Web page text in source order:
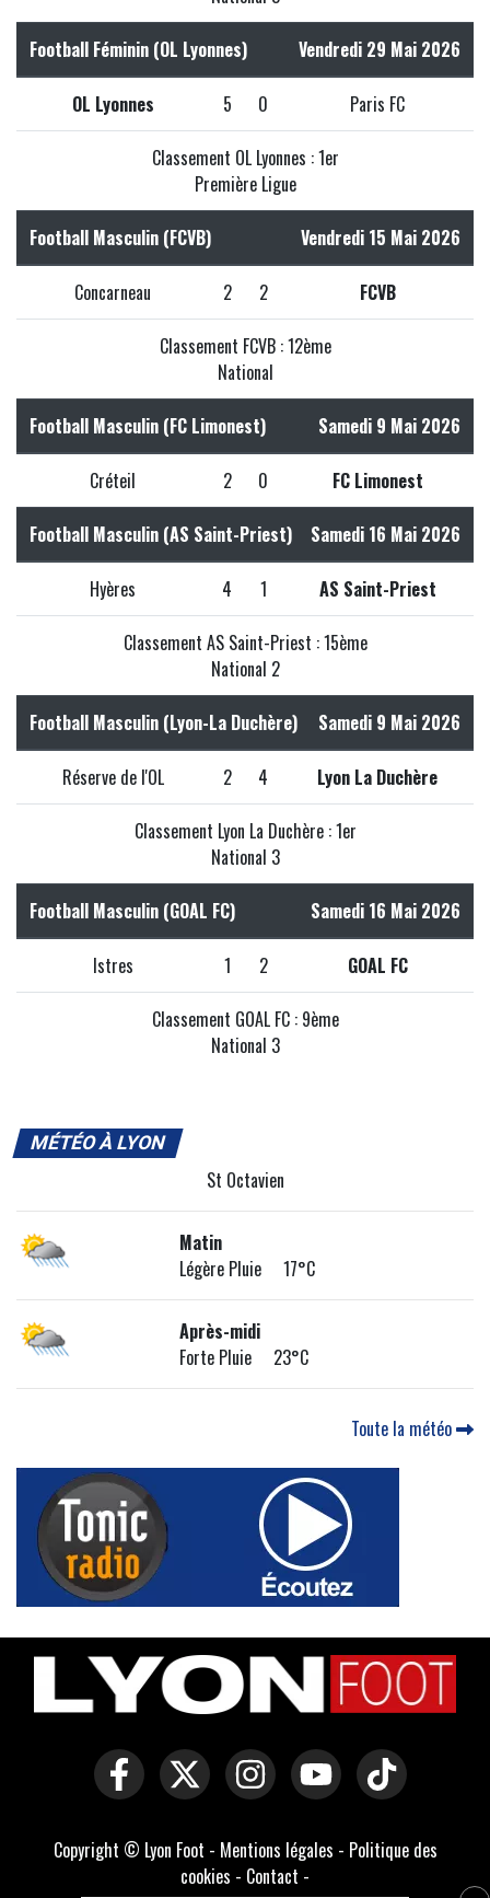
Football Féminin (OL Lyonnes) Vendredi 29 Mai 2026
OL Lyonnes 5 0 Paris FC
Classement OL Lyonnes : 1er
Première Ligue
Football Masculin (FCVB) Vendredi 15 Mai 2026
Concarneau 2 2 FCVB
Classement FCVB : 12ème
National
Football Masculin (FC Limonest) Samedi 9 Mai 2026
Créteil 2 0 FC Limonest
Football Masculin (AS Saint-Priest) Samedi 16 Mai 2026
Hyères 4 1 AS Saint-Priest
Classement AS Saint-Priest : 15ème
National 2
Football Masculin (Lyon-La Duchère) Samedi 9 Mai 2026
Réserve de l'OL 2 4 Lyon La Duchère
Classement Lyon La Duchère : 1er
National 3
Football Masculin (GOAL FC) Samedi 16 Mai 2026
Istres 1 2 GOAL FC
Classement GOAL FC : 9ème
National 3
MÉTÉO À LYON
St Octavien
Matin
Légère Pluie 17°C
Après-midi
Forte Pluie 23°C
Toute la météo
Copyright © Lyon Foot - Mentions légales - Politique des
cookies - Contact -